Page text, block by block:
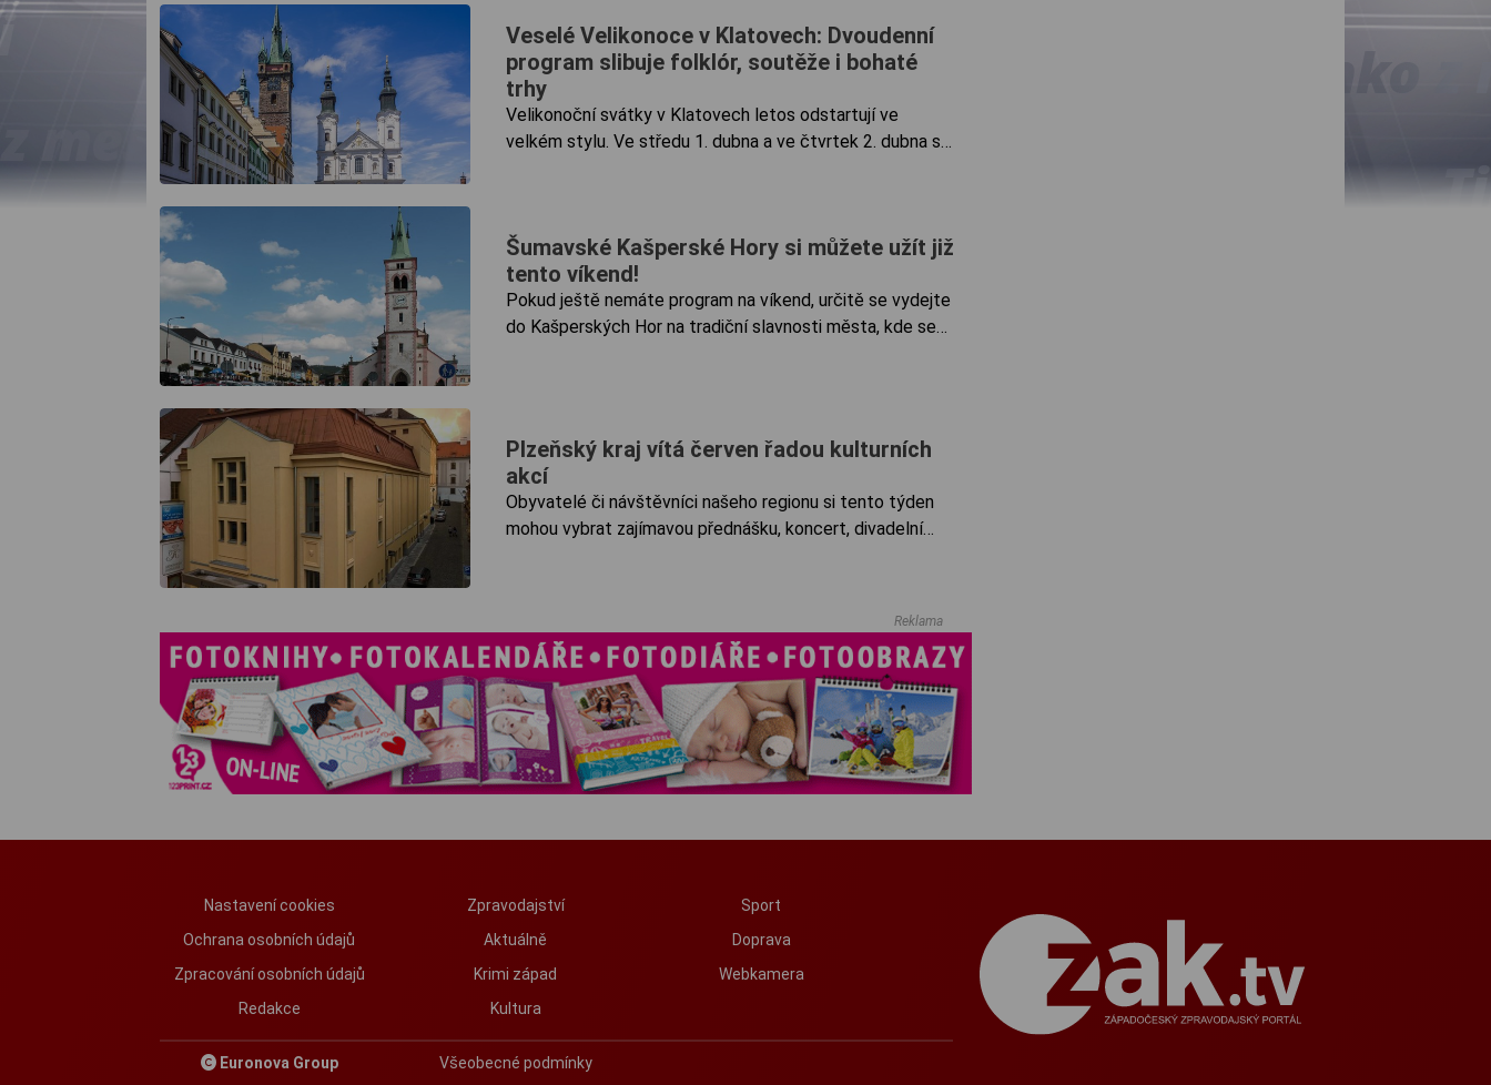
největší výzvou – nahráním debutového alba, se kterým
jim může pomoci široká veřejnost prostřednictvím sbírky
na platformě Donio.
Veselé Velikonoce v Klatovech: Dvoudenní
program slibuje folklór, soutěže i bohaté
trhy
Velikonoční svátky v Klatovech letos odstartují ve
velkém stylu. Ve středu 1. dubna a ve čtvrtek 2. dubna se
pro ty nejmenší.
Šumavské Kašperské Hory si můžete užít již
tento víkend!
Pokud ještě nemáte program na víkend, určitě se vydejte
do Kašperských Hor na tradiční slavnosti města, kde se
Plzeňský kraj vítá červen řadou kulturních
akcí
Obyvatelé či návštěvníci našeho regionu si tento týden
mohou vybrat zajímavou přednášku, koncert, divadelní
Reklama
Nastavení cookies
Ochrana osobních údajů
Zpracování osobních údajů
Redakce
Zpravodajství
Aktuálně
Krimi západ
Kultura
Sport
Doprava
Webkamera
Euronova Group Všeobecné podmínky